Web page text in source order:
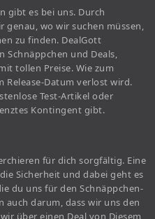
gibt es bei uns. Durch
genau, wo wir suchen müssen,
zu finden. DealGott
und Deals,
tollen Preise. Wie zum
Release-Datum verlost wird.
Test-Artikel oder
Kontingent gibt.
für dich sorgfältig. Eine
Sicherheit und dabei geht es
du uns für den Schnäppchen-
auch darum, dass wir uns den
über einen Deal von Diesem